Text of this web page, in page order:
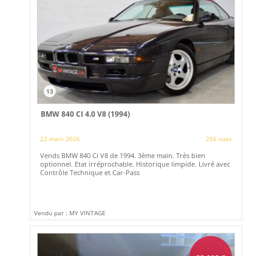
13
BMW 840 CI 4.0 V8 (1994)
22 mars 2026 256 vues
Vends BMW 840 Ci V8 de 1994. 3ème main. Très bien
optionnel. Etat irréprochable. Historique limpide. Livré avec
Contrôle Technique et Car-Pass
Vendu par : MY VINTAGE